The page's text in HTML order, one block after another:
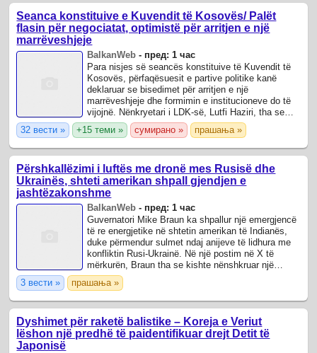
Seanca konstituive e Kuvendit të Kosovës/ Palët
flasin për negociatat, optimistë për arritjen e një
marrëveshjeje
BalkanWeb - пред: 1 час
Para nisjes së seancës konstituive të Kuvendit të
Kosovës, përfaqësuesit e partive politike kanë
deklaruar se bisedimet për arritjen e një
marrëveshjeje dhe formimin e institucioneve do të
vijojnë. Nënkryetari i LDK-së, Lutfi Haziri, tha se
takimet mes subjekteve politike mbeten ...
32 вести » +15 теми » сумирано » прашања »
Përshkallëzimi i luftës me dronë mes Rusisë dhe
Ukrainës, shteti amerikan shpall gjendjen e
jashtëzakonshme
BalkanWeb - пред: 1 час
Guvernatori Mike Braun ka shpallur një emergjencë
të re energjetike në shtetin amerikan të Indianës,
duke përmendur sulmet ndaj anijeve të lidhura me
konfliktin Rusi-Ukrainë. Në një postim në X të
mërkurën, Braun tha se kishte nënshkruar një
urdhër ekzekutiv që zgjat pezullimin ...
3 вести » прашања »
Dyshimet për raketë balistike – Koreja e Veriut
lëshon një predhë të paidentifikuar drejt Detit të
Japonisë